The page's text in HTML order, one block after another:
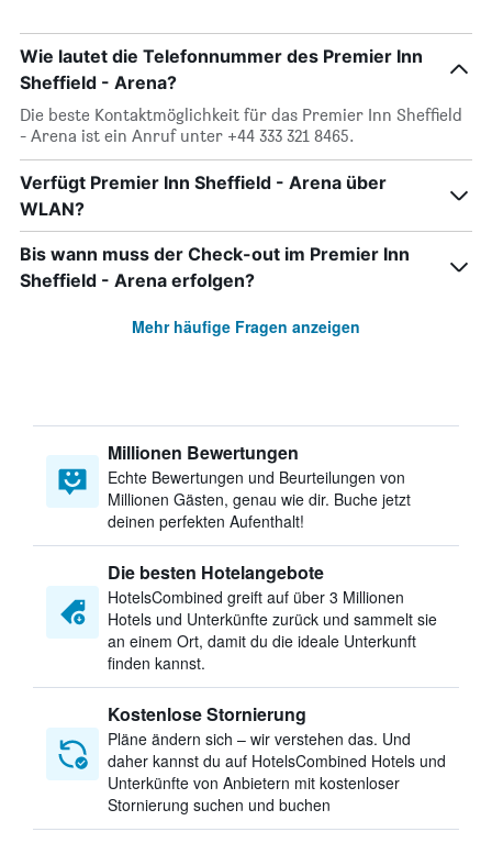
Wie lautet die Telefonnummer des Premier Inn
Sheffield - Arena?
Die beste Kontaktmöglichkeit für das Premier Inn Sheffield
- Arena ist ein Anruf unter +44 333 321 8465.
Verfügt Premier Inn Sheffield - Arena über
WLAN?
Bis wann muss der Check-out im Premier Inn
Sheffield - Arena erfolgen?
Mehr häufige Fragen anzeigen
Millionen Bewertungen
Echte Bewertungen und Beurteilungen von
Millionen Gästen, genau wie dir. Buche jetzt
deinen perfekten Aufenthalt!
Die besten Hotelangebote
HotelsCombined greift auf über 3 Millionen
Hotels und Unterkünfte zurück und sammelt sie
an einem Ort, damit du die ideale Unterkunft
finden kannst.
Kostenlose Stornierung
Pläne ändern sich – wir verstehen das. Und
daher kannst du auf HotelsCombined Hotels und
Unterkünfte von Anbietern mit kostenloser
Stornierung suchen und buchen